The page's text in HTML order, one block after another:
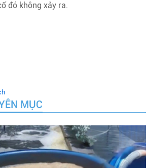
đó không xảy ra.
MỤC